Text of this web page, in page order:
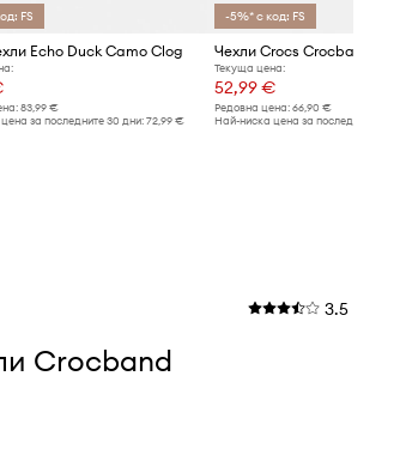
FS
Echo Duck Camo Clog
83,99 €
за последните 30 дни:72,99 €
-5%* с код: FS
Чехли Crocs Crocband
Текуща цена:
52,99 €
Редовна цена: 66,90 €
Най-ниска цена за последните 30
3.5
Crocband